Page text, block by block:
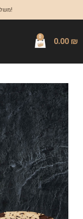
משלוח חינם בקניה מעל 200₪!
0 0.00 ₪